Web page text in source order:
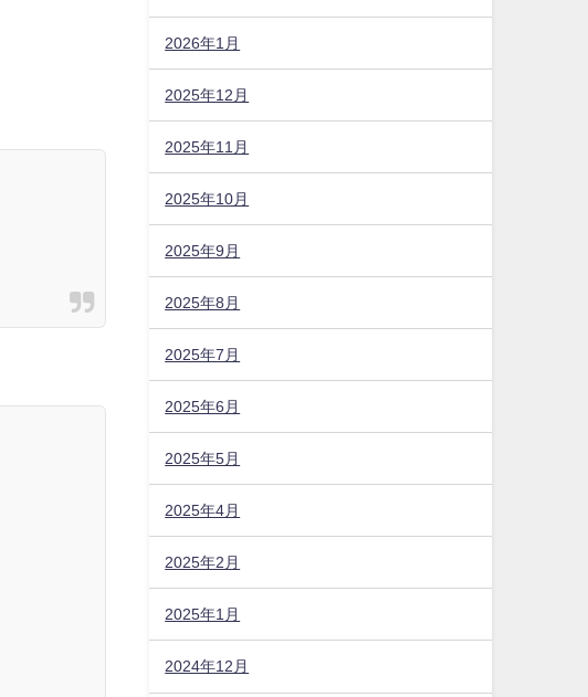
2026年1月
2025年12月
2025年11月
2025年10月
2025年9月
2025年8月
2025年7月
2025年6月
2025年5月
2025年4月
2025年2月
2025年1月
2024年12月